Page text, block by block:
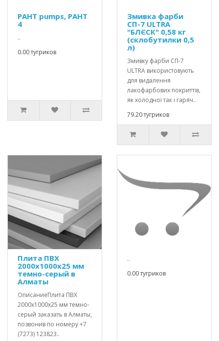
PAHT pumps, PAHT
4
..
0.00 тугриков
Змивка фарби
СП-7 ULTRA
"БЛЄСК" 0,58 кг
(склобутилки 0,5
л)
Змивку фарби СП-7
ULTRA використовують
для видалення
лакофарбових покриттів,
як холодної так і гаряч..
79.20 тугриков
Плита ПВХ
2000х1000х25 мм
темно-серый в
Алматы
ОписаниеПлита ПВХ
2000х1000х25 мм темно-
серый заказать в Алматы,
позвонив по номеру +7
(7273) 123823..
..
0.00 тугриков